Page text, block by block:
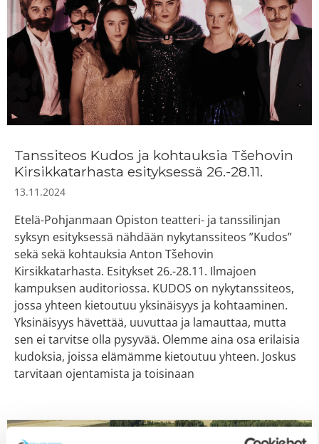
Tanssiteos Kudos ja kohtauksia Tšehovin
Kirsikkatarhasta esityksessä 26.-28.11.
13.11.2024
Etelä-Pohjanmaan Opiston teatteri- ja tanssilinjan
syksyn esityksessä nähdään nykytanssiteos ”Kudos”
sekä sekä kohtauksia Anton Tšehovin
Kirsikkatarhasta. Esitykset 26.-28.11. Ilmajoen
kampuksen auditoriossa. KUDOS on nykytanssiteos,
jossa yhteen kietoutuu yksinäisyys ja kohtaaminen.
Yksinäisyys hävettää, uuvuttaa ja lamauttaa, mutta
sen ei tarvitse olla pysyvää. Olemme aina osa erilaisia
kudoksia, joissa elämämme kietoutuu yhteen. Joskus
tarvitaan ojentamista ja toisinaan